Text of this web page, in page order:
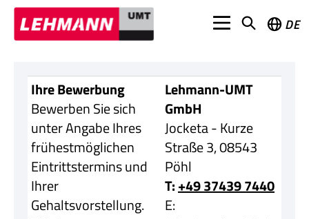
DE
Ihre Bewerbung
Bewerben Sie sich
unter Angabe Ihres
frühestmöglichen
Eintrittstermins und
Ihrer
Gehaltsvorstellung.
Lehmann-UMT
GmbH
Jocketa - Kurze
Straße 3, 08543
Pöhl
T:+49 37439 7440
E: